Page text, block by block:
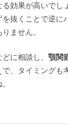
効果が高いでし
抜くことで逆に
ません。
どに相談し、顎関
、タイミングも